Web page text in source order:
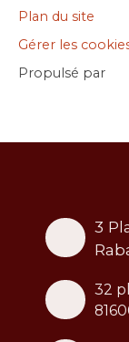
Plan du site
Gérer les
Propulsé par
3
32